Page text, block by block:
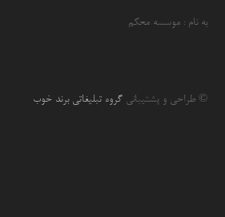
به نام : موسسه محکم
© طراحی و پشتیبانیگروه تبلیغاتی برند خوب